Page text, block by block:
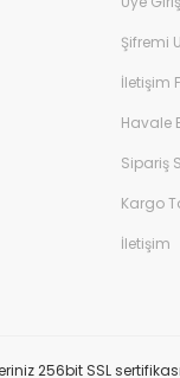
Şifremi
İletişim
Havale
Sipariş
Kargo
İletişim
256bit SSL